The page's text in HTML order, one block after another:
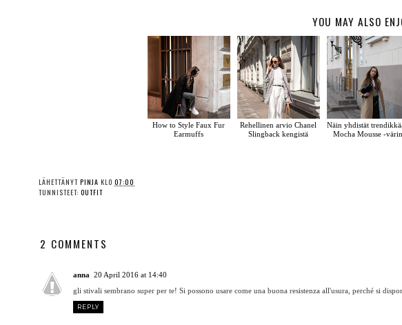
YOU MAY ALSO
How to Style Faux Fur
Earmuffs
Rehellinen arvio Chanel
Slingback kengistä
Näin yhdistät
Mocha Mousse -värin
LÄHETTÄNYT PINJA KLO 07:00
TUNNISTEET: OUTFIT
2 COMMENTS
anna 20 April 2016 at 14:40
gli stivali sembrano super per te! Si possono usare come una buona resistenza all'usura, perché si
REPLY